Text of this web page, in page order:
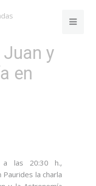
y
en
las 20:30 h.,
Paurides la charla